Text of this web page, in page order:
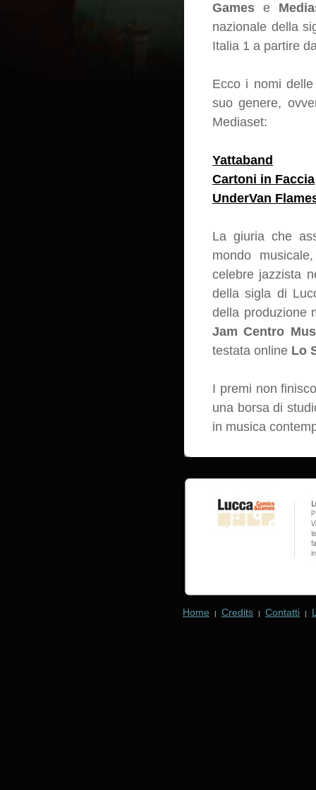
Games e
nazionale della
Italia 1 a partire
Ecco i nomi
suo genere,
Mediaset:
Yattaband
Cartoni in Faccia
UnderVan
La giuria che
mondo
celebre jazzista
della sigla di
della produzione
Jam Centro
testata online Lo
I premi non
una borsa di
in musica
Home | Credits | Contatti |